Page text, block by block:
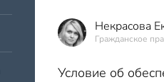
Некрасова
Гражданское
Условие об